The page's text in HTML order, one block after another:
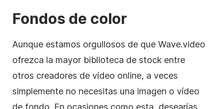
Fondos de color
Aunque estamos orgullosos de que Wave.video
ofrezca la mayor biblioteca de stock entre
otros creadores de vídeo online, a veces
simplemente no necesitas una imagen o vídeo
de fondo. En ocasiones como esta, desearías